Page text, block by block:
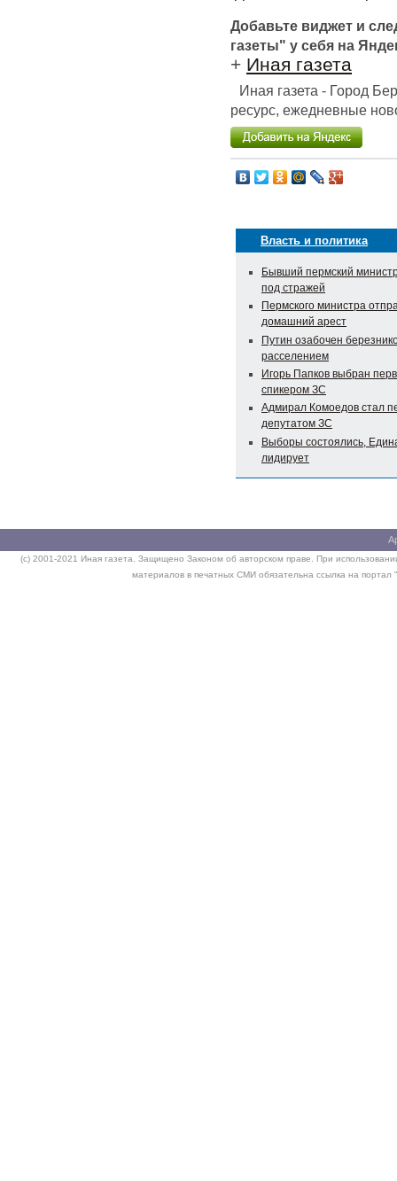
Добавьте виджет и
газеты" у себя на
+ Иная газета
Иная газета - Город
ресурс, ежедневные
Власть и политика
Бывший пермский
под стражей
Пермского министра
домашний арест
Путин озабочен
расселением
Игорь Папков выбран
спикером ЗС
Адмирал Комоедов стал
депутатом ЗС
Выборы состоялись,
лидирует
(c) 2001-2021 Иная газета. Защищено Законом об авторском праве. При
материалов в печатных СМИ обязательна ссылка на